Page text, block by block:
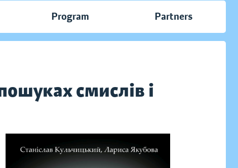
Program Partners
смислів і